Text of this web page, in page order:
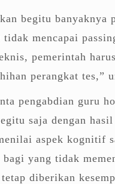
begitu banyaknya
mencapai
pemerintah
perangkat tes,”
pengabdian guru
saja dengan
aspek kognitif
bagi yang tidak
diberikan